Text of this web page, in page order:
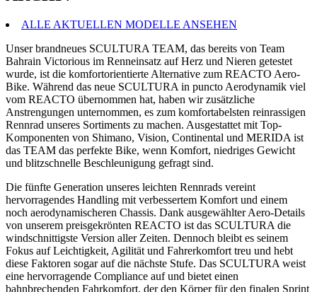
ALLE AKTUELLEN MODELLE ANSEHEN
Unser brandneues SCULTURA TEAM, das bereits von Team
Bahrain Victorious im Renneinsatz auf Herz und Nieren getestet
wurde, ist die komfortorientierte Alternative zum REACTO Aero-
Bike. Während das neue SCULTURA in puncto Aerodynamik viel
vom REACTO übernommen hat, haben wir zusätzliche
Anstrengungen unternommen, es zum komfortabelsten reinrassigen
Rennrad unseres Sortiments zu machen. Ausgestattet mit Top-
Komponenten von Shimano, Vision, Continental und MERIDA ist
das TEAM das perfekte Bike, wenn Komfort, niedriges Gewicht
und blitzschnelle Beschleunigung gefragt sind.
Die fünfte Generation unseres leichten Rennrads vereint
hervorragendes Handling mit verbessertem Komfort und einem
noch aerodynamischeren Chassis. Dank ausgewählter Aero-Details
von unserem preisgekrönten REACTO ist das SCULTURA die
windschnittigste Version aller Zeiten. Dennoch bleibt es seinem
Fokus auf Leichtigkeit, Agilität und Fahrerkomfort treu und hebt
diese Faktoren sogar auf die nächste Stufe. Das SCULTURA weist
eine hervorragende Compliance auf und bietet einen
bahnbrechenden Fahrkomfort, der den Körper für den finalen Sprint